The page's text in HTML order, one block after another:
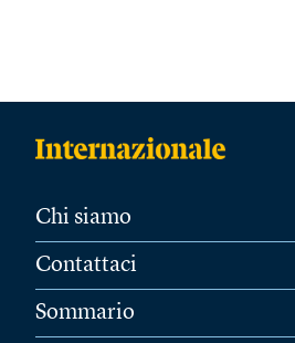
Chi siamo
Contattaci
Sommario